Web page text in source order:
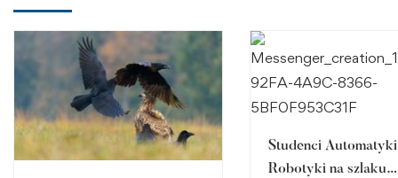
Studenci
Robotyki na szlaku